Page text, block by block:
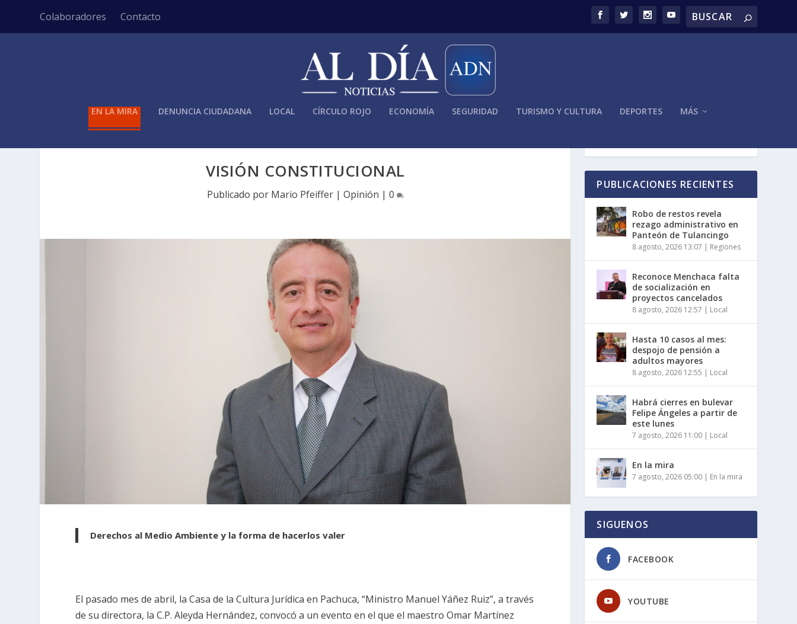
Colaboradores Contacto
EN LA MIRA DENUNCIA CIUDADANA LOCAL CÍRCULO ROJO ECONOMÍA SEGURIDAD TURISMO Y CULTURA DEPORTES MÁS
VISIÓN CONSTITUCIONAL
Publicado por Mario Pfeiffer| Opinión | 0
Derechos al Medio Ambiente y la forma de hacerlos valer
El pasado mes de abril, la Casa de la Cultura Jurídica en Pachuca, “Ministro Manuel Yáñez Ruiz”, a través
de su directora, la C.P. Aleyda Hernández, convocó a un evento en el que el maestro Omar Martínez
PUBLICACIONES RECIENTES
Robo de restos revela
rezago administrativo en
Panteón de Tulancingo
8 agosto, 2026 13:07 | Regiones
Reconoce Menchaca falta
de socialización en
proyectos cancelados
8 agosto, 2026 12:57 | Local
Hasta 10 casos al mes:
despojo de pensión a
adultos mayores
8 agosto, 2026 12:55 | Local
Habrá cierres en bulevar
Felipe Ángeles a partir de
este lunes
7 agosto, 2026 11:00 | Local
En la mira
7 agosto, 2026 05:00 | En la mira
SIGUENOS
FACEBOOK
YOUTUBE